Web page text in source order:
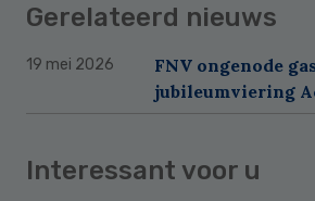
Gerelateerd nieuws
19 mei 2026
FNV ongenode
jubileumviering
Interessant voor u